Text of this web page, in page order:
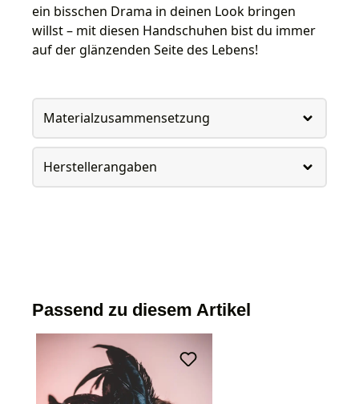
ein bisschen Drama in deinen Look bringen
willst – mit diesen Handschuhen bist du immer
auf der glänzenden Seite des Lebens!
Materialzusammensetzung
Herstellerangaben
Passend zu diesem Artikel